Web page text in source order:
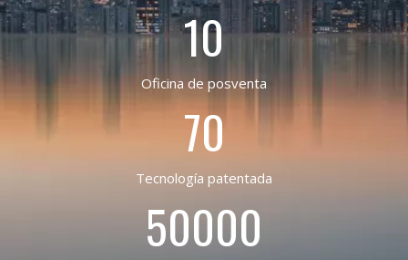
10
Oficina de posventa
70
Tecnología patentada
50000